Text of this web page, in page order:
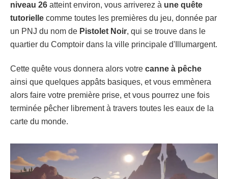
niveau 26 atteint environ, vous arriverez à une quête
tutorielle comme toutes les premières du jeu, donnée par
un PNJ du nom de Pistolet Noir, qui se trouve dans le
quartier du Comptoir dans la ville principale d'Illumargent.
Cette quête vous donnera alors votre canne à pêche
ainsi que quelques appâts basiques, et vous emmènera
alors faire votre première prise, et vous pourrez une fois
terminée pêcher librement à travers toutes les eaux de la
carte du monde.